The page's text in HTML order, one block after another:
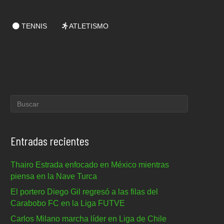
TENNIS ATLETISMO
Entradas recientes
Thairo Estrada enfocado en México mientras
piensa en la Nave Turca
El portero Diego Gil regresó a las filas del
Carabobo FC en la Liga FUTVE
Carlos Milano marcha líder en Liga de Chile